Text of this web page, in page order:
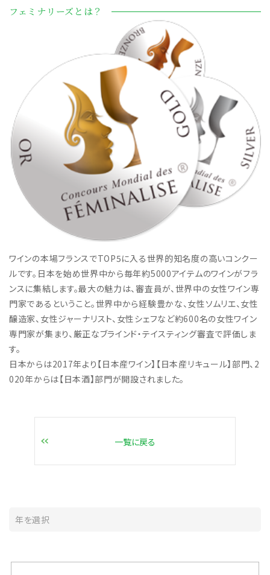
フェミナリーズとは？
ワインの本場フランスでTOP5に入る世界的知名度の高いコンクー
ルです。日本を始め世界中から毎年約5000アイテムのワインがフラ
ンスに集結します。最大の魅力は、審査員が、世界中の女性ワイン専
門家であるということ。世界中から経験豊かな、女性ソムリエ、女性
醸造家、女性ジャーナリスト、女性シェフなど約600名の女性ワイン
専門家が集まり、厳正なブラインド・テイスティング審査で評価しま
す。
日本からは2017年より【日本産ワイン】【日本産リキュール】部門、2
020年からは【日本酒】部門が開設されました。
一覧に戻る